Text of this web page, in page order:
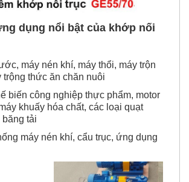
dụng nổi bật của khớp nối
máy nén khí, máy thổi, máy trộn
trộng thức ăn chăn nuôi
biến công nghiệp thực phẩm, motor
khuấy hóa chất, các loại quạt
băng tải
máy nén khí, cẩu trục, ứng dụng